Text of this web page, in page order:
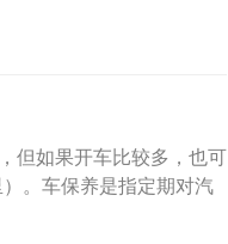
但如果开车比较多，也可
。车保养是指定期对汽
些零件的预防性工作，